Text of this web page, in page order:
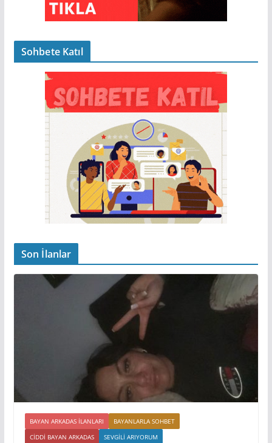
Sohbete Katıl
Son İlanlar
BAYAN ARKADAS ILANLARI
BAYANLARLA SOHBET
CIDDI BAYAN ARKADAS
SEVGILI ARIYORUM